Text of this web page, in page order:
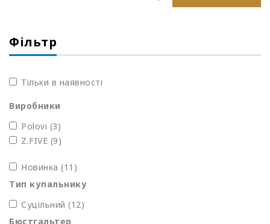
Фільтр
Тільки в наявності
Виробники
Polovi (3)
Z.FIVE (9)
Новинка (11)
Тип купальнику
Суцільний (12)
Бюстгальтер